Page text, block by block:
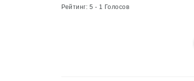
Рейтинг: 5 - 1 Голосов